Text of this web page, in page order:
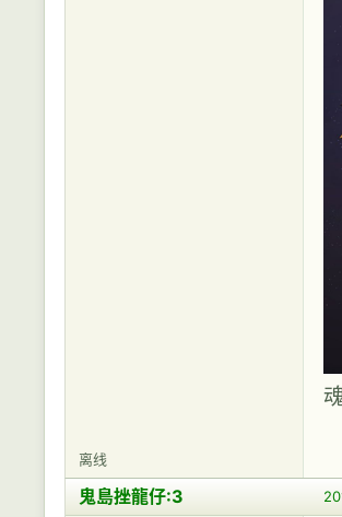
离线
鬼島挫龍仔:3